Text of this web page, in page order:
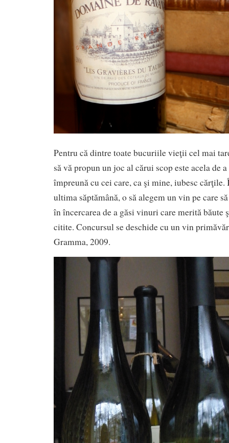
Pentru că dintre toate bucuriile vieţii cel mai
să vă propun un joc al cărui scop este acela de
împreună cu cei care, ca şi mine, iubesc
ultima săptămână, o să alegem un vin pe care
în încercarea de a găsi vinuri care merită băute
citite. Concursul se deschide cu un vin
Gramma, 2009.